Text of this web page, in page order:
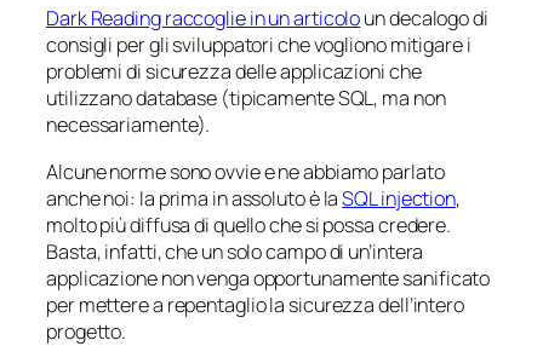
Dark Reading raccoglie in un articoloun decalogo di
consigli per gli sviluppatori che vogliono mitigare i
problemi di sicurezza delle applicazioni che
utilizzano database (tipicamente SQL, ma non
necessariamente).
Alcune norme sono ovvie e ne abbiamo parlato
anche noi: la prima in assoluto è laSQL injection,
molto più diffusa di quello che si possa credere.
Basta, infatti, che un solo campo di un’intera
applicazione non venga opportunamentesanificato
per mettere a repentaglio la sicurezza dell’intero
progetto.